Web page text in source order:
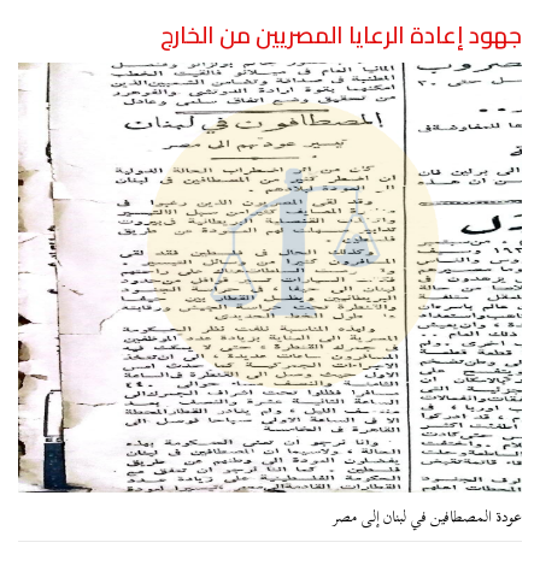
جهود إعادة الرعايا المصريين من الخارج
عودة المصطافين في لبنان إلى مصر